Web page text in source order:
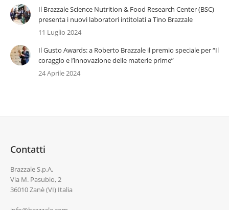
Il Brazzale Science Nutrition & Food Research Center (BSC)
presenta i nuovi laboratori intitolati a Tino Brazzale
11 Luglio 2024
Il Gusto Awards: a Roberto Brazzale il premio speciale per “Il
coraggio e l’innovazione delle materie prime”
24 Aprile 2024
Contatti
Brazzale S.p.A.
Via M. Pasubio, 2
36010 Zanè (VI) Italia